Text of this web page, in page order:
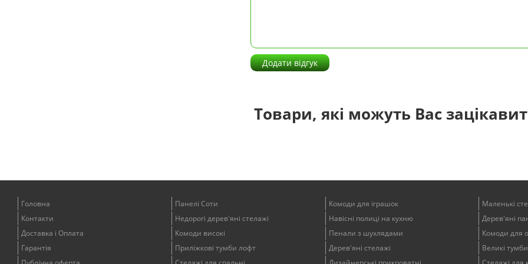
Додати відгук
Товари, які можуть Вас
Головна
Контакти
Доставка і Оплата
Гарантія
Панелі Соти
Недорогі дерев'яні стелажі
Комоди високі
Приліжкові тумби лофт
Комоди для іграшок
Навісні полиці на кухню
Пенали з шухлядами
Дерев'яні стелажі
Маленькі
Дерев'яні
Комоди для
Великі